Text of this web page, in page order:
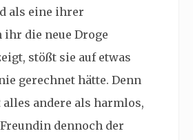
als eine ihrer
die neue Droge
stößt sie auf etwas
gerechnet hätte. Denn
alles andere als harmlos,
dennoch der